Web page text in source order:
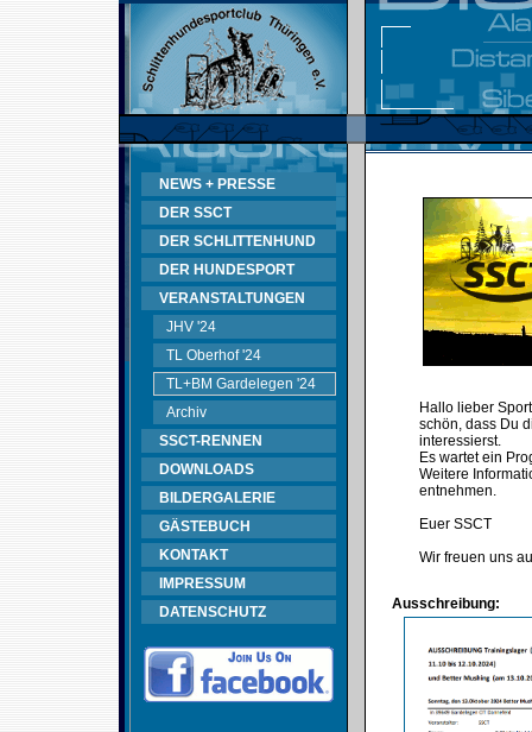
NEWS + PRESSE
DER SSCT
DER SCHLITTENHUND
DER HUNDESPORT
VERANSTALTUNGEN
JHV '24
TL Oberhof '24
TL+BM Gardelegen '24
Archiv
SSCT-RENNEN
DOWNLOADS
BILDERGALERIE
GÄSTEBUCH
KONTAKT
IMPRESSUM
DATENSCHUTZ
Hallo lieber
schön, dass Du
interessierst.
Es wartet ein
Weitere
entnehmen.
Euer SSCT
Wir freuen uns
Ausschreibung: